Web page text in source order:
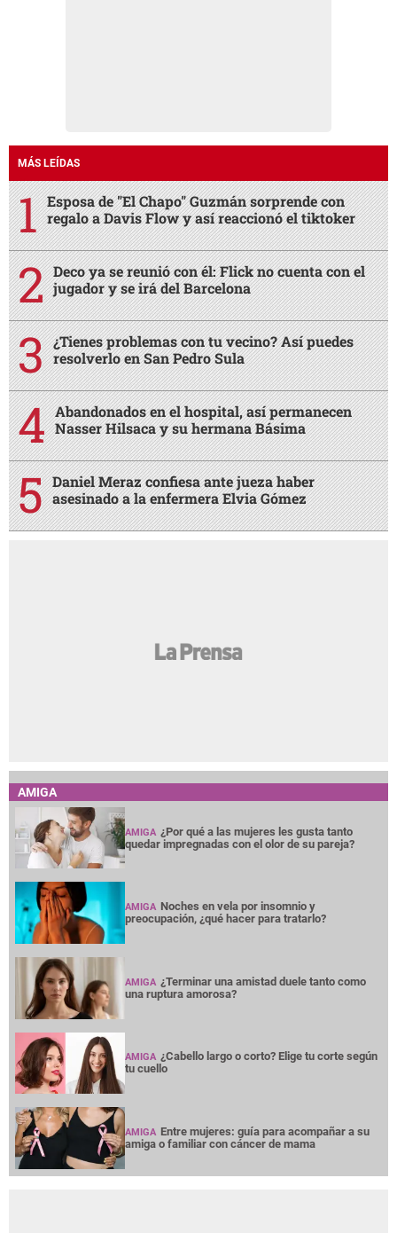
MÁS LEÍDAS
Esposa de "El Chapo" Guzmán sorprende con
regalo a Davis Flow y así reaccionó el tiktoker
Deco ya se reunió con él: Flick no cuenta con el
jugador y se irá del Barcelona
¿Tienes problemas con tu vecino? Así puedes
resolverlo en San Pedro Sula
Abandonados en el hospital, así permanecen
Nasser Hilsaca y su hermana Básima
Daniel Meraz confiesa ante jueza haber
asesinado a la enfermera Elvia Gómez
AMIGA
AMIGA ¿Por qué a las mujeres les gusta tanto
quedar impregnadas con el olor de su pareja?
AMIGA Noches en vela por insomnio y
preocupación, ¿qué hacer para tratarlo?
AMIGA ¿Terminar una amistad duele tanto como
una ruptura amorosa?
AMIGA ¿Cabello largo o corto? Elige tu corte según
tu cuello
AMIGA Entre mujeres: guía para acompañar a su
amiga o familiar con cáncer de mama